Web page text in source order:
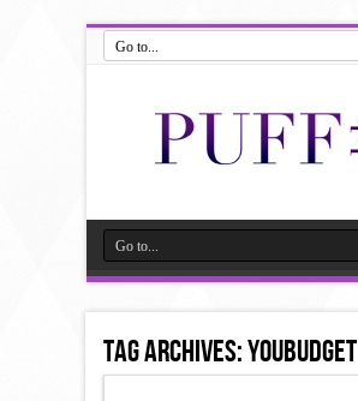
Tag Archives:YouBudget